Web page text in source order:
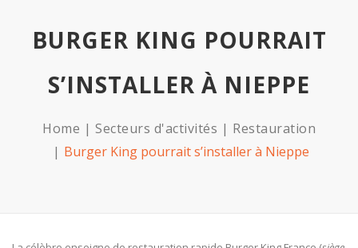
BURGER KING POURRAIT
S’INSTALLER À NIEPPE
Home Secteurs d'activités
Restauration
Burger King pourrait s’installer à Nieppe